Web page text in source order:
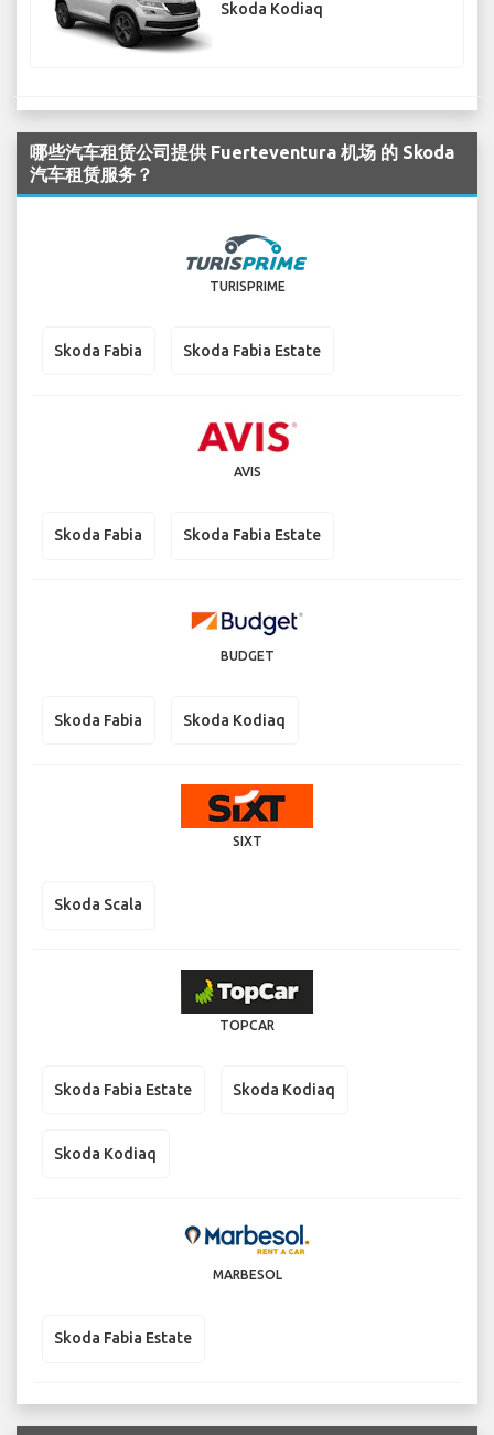
Skoda Kodiaq
哪些汽车租赁公司提供 Fuerteventura 机场 的 Skoda
汽车租赁服务？
TURISPRIME
Skoda Fabia Skoda Fabia Estate
AVIS
Skoda Fabia Skoda Fabia Estate
BUDGET
Skoda Fabia Skoda Kodiaq
SIXT
Skoda Scala
TOPCAR
Skoda Fabia Estate Skoda Kodiaq
Skoda Kodiaq
MARBESOL
Skoda Fabia Estate